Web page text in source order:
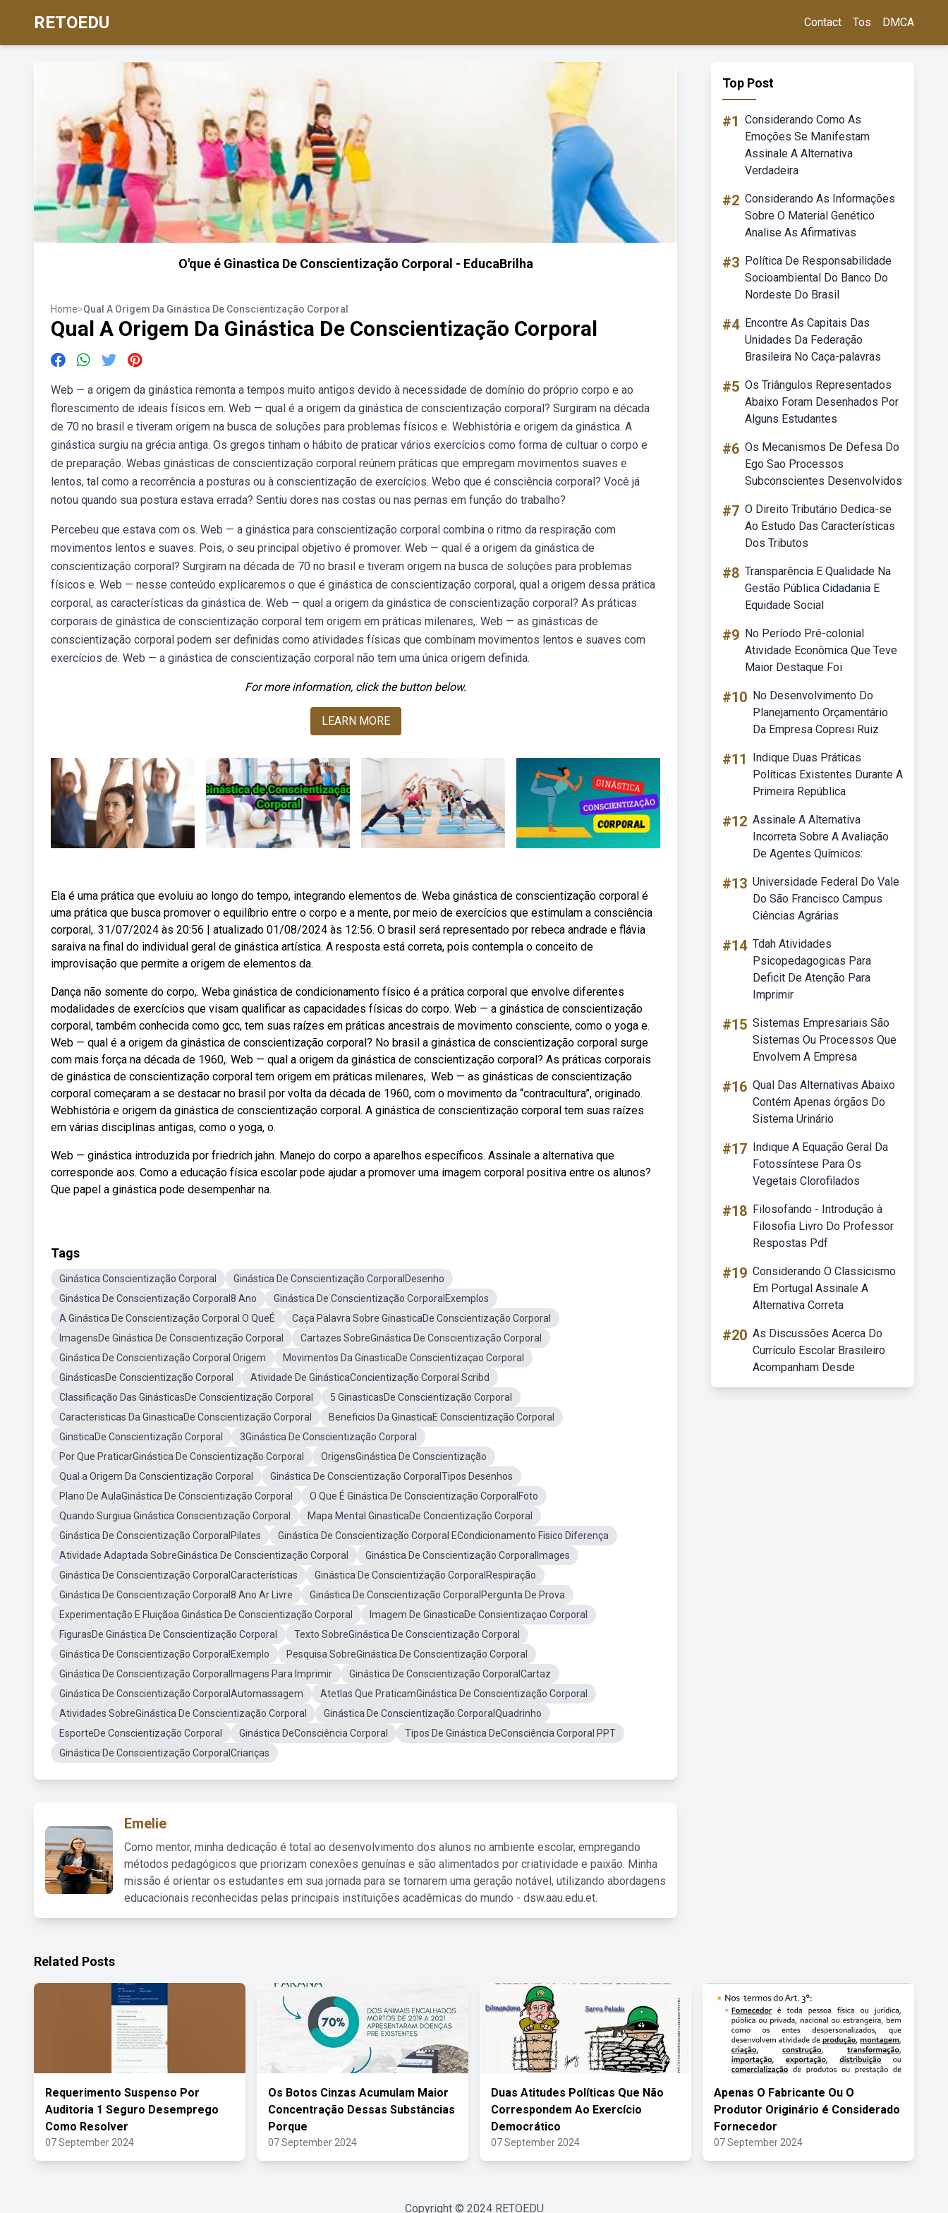
RETOEDU Contact Tos DMCA
O'que é Ginastica De Conscientização Corporal - EducaBrilha
Home>Qual A Origem Da Ginástica De Conscientização Corporal
Qual A Origem Da Ginástica De Conscientização Corporal
Web — a origem da ginástica remonta a tempos muito antigos devido à necessidade de domínio do próprio corpo e ao
florescimento de ideais físicos em. Web — qual é a origem da ginástica de conscientização corporal? Surgiram na década
de 70 no brasil e tiveram origem na busca de soluções para problemas físicos e. Webhistória e origem da ginástica. A
ginástica surgiu na grécia antiga. Os gregos tinham o hábito de praticar vários exercícios como forma de cultuar o corpo e
de preparação. Webas ginásticas de conscientização corporal reúnem práticas que empregam movimentos suaves e
lentos, tal como a recorrência a posturas ou à conscientização de exercícios. Webo que é consciência corporal? Você já
notou quando sua postura estava errada? Sentiu dores nas costas ou nas pernas em função do trabalho?
Percebeu que estava com os. Web — a ginástica para conscientização corporal combina o ritmo da respiração com
movimentos lentos e suaves. Pois, o seu principal objetivo é promover. Web — qual é a origem da ginástica de
conscientização corporal? Surgiram na década de 70 no brasil e tiveram origem na busca de soluções para problemas
físicos e. Web — nesse conteúdo explicaremos o que é ginástica de conscientização corporal, qual a origem dessa prática
corporal, as características da ginástica de. Web — qual a origem da ginástica de conscientização corporal? As práticas
corporais de ginástica de conscientização corporal tem origem em práticas milenares,. Web — as ginásticas de
conscientização corporal podem ser definidas como atividades físicas que combinam movimentos lentos e suaves com
exercícios de. Web — a ginástica de conscientização corporal não tem uma única origem definida.
For more information, click the button below.
LEARN MORE
Ela é uma prática que evoluiu ao longo do tempo, integrando elementos de. Weba ginástica de conscientização corporal é
uma prática que busca promover o equilíbrio entre o corpo e a mente, por meio de exercícios que estimulam a consciência
corporal,. 31/07/2024 às 20:56 | atualizado 01/08/2024 às 12:56. O brasil será representado por rebeca andrade e flávia
saraiva na final do individual geral de ginástica artística. A resposta está correta, pois contempla o conceito de
improvisação que permite a origem de elementos da.
Dança não somente do corpo,. Weba ginástica de condicionamento físico é a prática corporal que envolve diferentes
modalidades de exercícios que visam qualificar as capacidades físicas do corpo. Web — a ginástica de conscientização
corporal, também conhecida como gcc, tem suas raízes em práticas ancestrais de movimento consciente, como o yoga e.
Web — qual é a origem da ginástica de conscientização corporal? No brasil a ginástica de conscientização corporal surge
com mais força na década de 1960,. Web — qual a origem da ginástica de conscientização corporal? As práticas corporais
de ginástica de conscientização corporal tem origem em práticas milenares,. Web — as ginásticas de conscientização
corporal começaram a se destacar no brasil por volta da década de 1960, com o movimento da “contracultura”, originado.
Webhistória e origem da ginástica de conscientização corporal. A ginástica de conscientização corporal tem suas raízes
em várias disciplinas antigas, como o yoga, o.
Web — ginástica introduzida por friedrich jahn. Manejo do corpo a aparelhos específicos. Assinale a alternativa que
corresponde aos. Como a educação física escolar pode ajudar a promover uma imagem corporal positiva entre os alunos?
Que papel a ginástica pode desempenhar na.
Tags
Ginástica Conscientização Corporal
Ginástica De Conscientização CorporalDesenho
Ginástica De Conscientização Corporal8 Ano
Ginástica De Conscientização CorporalExemplos
A Ginástica De Conscientização Corporal O QueÉ
Caça Palavra Sobre GinasticaDe Conscientização Corporal
ImagensDe Ginástica De Conscientização Corporal
Cartazes SobreGinástica De Conscientização Corporal
Ginástica De Conscientização Corporal Origem
Movimentos Da GinasticaDe Conscientizaçao Corporal
GinásticasDe Conscientização Corporal
Atividade De GinásticaConcientização Corporal Scribd
Classificação Das GinásticasDe Conscientização Corporal
5 GinasticasDe Conscientização Corporal
Caracteristicas Da GinasticaDe Conscientização Corporal
Beneficios Da GinasticaE Conscientização Corporal
GinsticaDe Conscientização Corporal
3Ginástica De Conscientização Corporal
Por Que PraticarGinástica De Conscientização Corporal
OrigensGinástica De Conscientização
Qual a Origem Da Conscientização Corporal
Ginástica De Conscientização CorporalTipos Desenhos
Plano De AulaGinástica De Conscientização Corporal
O Que É Ginástica De Conscientização CorporalFoto
Quando Surgiua Ginástica Conscientização Corporal
Mapa Mental GinasticaDe Concientização Corporal
Ginástica De Conscientização CorporalPilates
Ginástica De Conscientização Corporal ECondicionamento Fisico Diferença
Atividade Adaptada SobreGinástica De Conscientização Corporal
Ginástica De Conscientização CorporalImages
Ginástica De Conscientização CorporalCaracterísticas
Ginástica De Conscientização CorporalRespiração
Ginástica De Conscientização Corporal8 Ano Ar Livre
Ginástica De Conscientização CorporalPergunta De Prova
Experimentação E Fluiçãoa Ginástica De Conscientização Corporal
Imagem De GinasticaDe Consientizaçao Corporal
FigurasDe Ginástica De Conscientização Corporal
Texto SobreGinástica De Conscientização Corporal
Ginástica De Conscientização CorporalExemplo
Pesquisa SobreGinástica De Conscientização Corporal
Ginástica De Conscientização CorporalImagens Para Imprimir
Ginástica De Conscientização CorporalCartaz
Ginástica De Conscientização CorporalAutomassagem
Atetlas Que PraticamGinástica De Conscientização Corporal
Atividades SobreGinástica De Conscientização Corporal
Ginástica De Conscientização CorporalQuadrinho
EsporteDe Conscientização Corporal
Ginástica DeConsciência Corporal
Tipos De Ginástica DeConsciência Corporal PPT
Ginástica De Conscientização CorporalCrianças
Emelie
Como mentor, minha dedicação é total ao desenvolvimento dos alunos no ambiente escolar, empregando
métodos pedagógicos que priorizam conexões genuínas e são alimentados por criatividade e paixão. Minha
missão é orientar os estudantes em sua jornada para se tornarem uma geração notável, utilizando abordagens
educacionais reconhecidas pelas principais instituições acadêmicas do mundo - dsw.aau.edu.et.
Top Post
#1 Considerando Como As
Emoções Se Manifestam
Assinale A Alternativa
Verdadeira
#2 Considerando As Informações
Sobre O Material Genético
Analise As Afirmativas
#3 Política De Responsabilidade
Socioambiental Do Banco Do
Nordeste Do Brasil
#4 Encontre As Capitais Das
Unidades Da Federação
Brasileira No Caça-palavras
#5 Os Triângulos Representados
Abaixo Foram Desenhados Por
Alguns Estudantes
#6 Os Mecanismos De Defesa Do
Ego Sao Processos
Subconscientes Desenvolvidos
#7 O Direito Tributário Dedica-se
Ao Estudo Das Características
Dos Tributos
#8 Transparência E Qualidade Na
Gestão Pública Cidadania E
Equidade Social
#9 No Período Pré-colonial
Atividade Econômica Que Teve
Maior Destaque Foi
#10 No Desenvolvimento Do
Planejamento Orçamentário
Da Empresa Copresi Ruiz
#11
Indique Duas Práticas
Políticas Existentes Durante A
Primeira República
#12 Assinale A Alternativa
Incorreta Sobre A Avaliação
De Agentes Químicos:
#13 Universidade Federal Do Vale
Do São Francisco Campus
Ciências Agrárias
#14 Tdah Atividades
Psicopedagogicas Para
Deficit De Atenção Para
Imprimir
#15 Sistemas Empresariais São
Sistemas Ou Processos Que
Envolvem A Empresa
#16 Qual Das Alternativas Abaixo
Contém Apenas órgãos Do
Sistema Urinário
#17 Indique A Equação Geral Da
Fotossíntese Para Os
Vegetais Clorofilados
#18 Filosofando - Introdução à
Filosofia Livro Do Professor
Respostas Pdf
#19 Considerando O Classicismo
Em Portugal Assinale A
Alternativa Correta
#20 As Discussões Acerca Do
Currículo Escolar Brasileiro
Acompanham Desde
Related Posts
Requerimento Suspenso Por
Auditoria 1 Seguro Desemprego
Como Resolver
07 September 2024
Os Botos Cinzas Acumulam Maior
Concentração Dessas Substâncias
Porque
07 September 2024
Duas Atitudes Políticas Que Não
Correspondem Ao Exercício
Democrático
07 September 2024
Apenas O Fabricante Ou O
Produtor Originário é Considerado
Fornecedor
07 September 2024
Copyright © 2024 RETOEDU